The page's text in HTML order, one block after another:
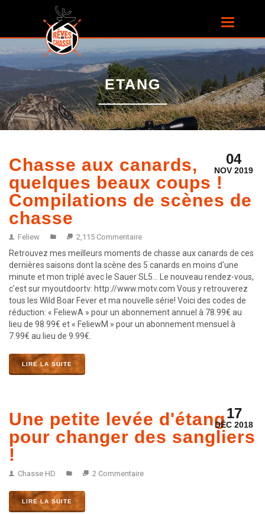
Toggle
ETANG
Chasse aux canards,
quelques beaux coups !
Compilations de scènes de
chasse
Feliew 2,115 Commentaire
04
NOV 2019
Retrouvez mes meilleurs moments de chasse aux canards de ces
dernières saisons dont la scène des 5 canards en moins d'une
minute et mon triplé avec le Sauer SL5... Le nouveau rendez-vous,
c'est sur myoutdoortv: http://www.motv.com Vous y retrouverez
tous les Wild Boar Fever et ma nouvelle série! Voici des codes de
réduction: « FeliewA » pour un abonnement annuel à 78.99€ au
lieu de 98.99€ et « FeliewM » pour un abonnement mensuel à
7.99€ au lieu de 9.99€.
LIRE LA SUITE
Une petite levée d'étang
pour changer des sangliers
!
Chasse HD 2 Commentaire
17
DÉC 2018
LIRE LA SUITE